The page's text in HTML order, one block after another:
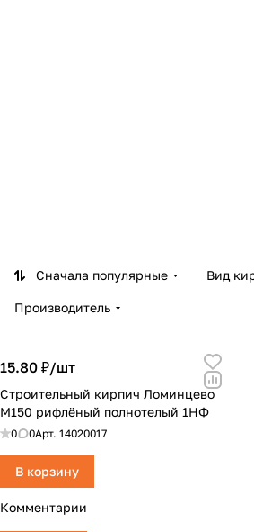
Сначала популярные Вид
Производитель
15.80 ₽/шт
Строительный кирпич Ломинцево
М150 рифлёный полнотелый 1НФ
0 0Арт. 14020017
В корзину
Комментарии